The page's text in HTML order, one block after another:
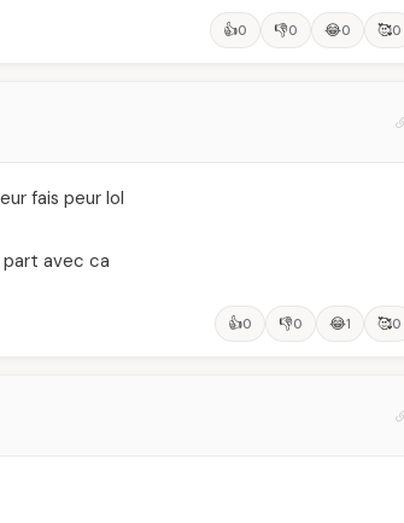
👍0 👎0 😂0 🥰0
fais peur lol
part avec ca
👍0 👎0 😂1 🥰0